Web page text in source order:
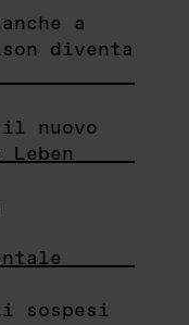
a
diventa
nuovo
sospesi